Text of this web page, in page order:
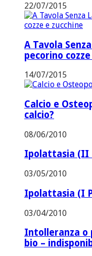
22/07/2015
A Tavola
pecorino
14/07/2015
Calcio e
calcio?
08/06/2010
Ipolattasia (II
03/05/2010
Ipolattasia (I
03/04/2010
Intolleranza o
bio –